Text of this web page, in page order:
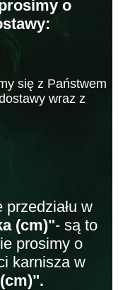
o
się z Państwem
wraz z
w
(cm)"- są to
prosimy o
karnisza w